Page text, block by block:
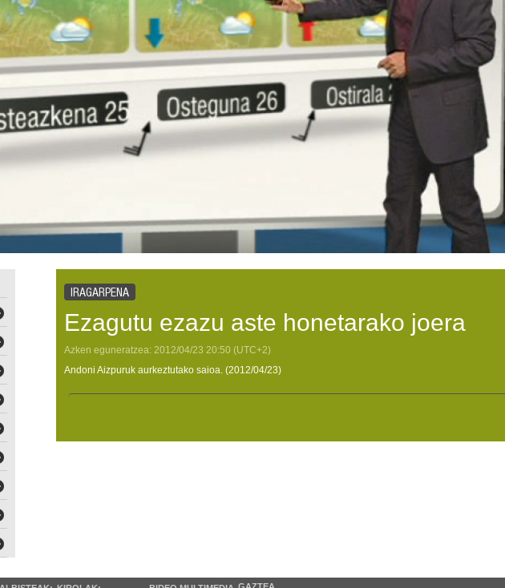
IRAGARPENA
Ezagutu ezazu aste honetarako joera
Azken eguneratzea: 2012/04/23 20:50 (UTC+2)
Andoni Aizpuruk aurkeztutako saioa. (2012/04/23)